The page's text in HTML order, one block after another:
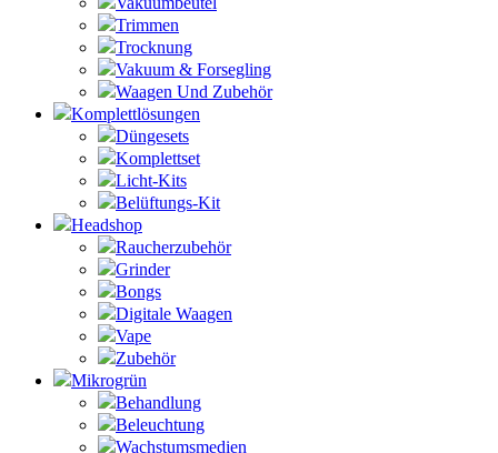
Trimmen
Trocknung
Vakuum & Forsegling
Waagen Und Zubehör
Komplettlösungen
Düngesets
Komplettset
Licht-Kits
Belüftungs-Kit
Headshop
Raucherzubehör
Grinder
Bongs
Digitale Waagen
Vape
Zubehör
Mikrogrün
Behandlung
Beleuchtung
Wachstumsmedien